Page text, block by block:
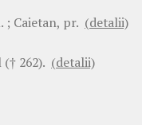
; Caietan, pr. (detalii)
262). (detalii)